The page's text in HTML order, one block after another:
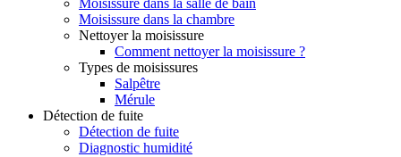
Moisissure dans la salle de bain
Moisissure dans la chambre
Nettoyer la moisissure
Comment nettoyer la moisissure ?
Types de moisissures
Salpêtre
Mérule
Détection de fuite
Détection de fuite
Diagnostic humidité